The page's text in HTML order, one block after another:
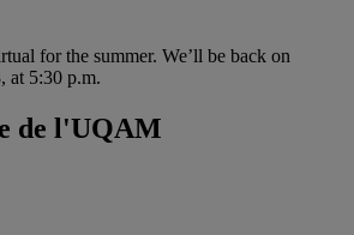
for the summer. We’ll be back on
at 5:30 p.m.
de l'UQAM